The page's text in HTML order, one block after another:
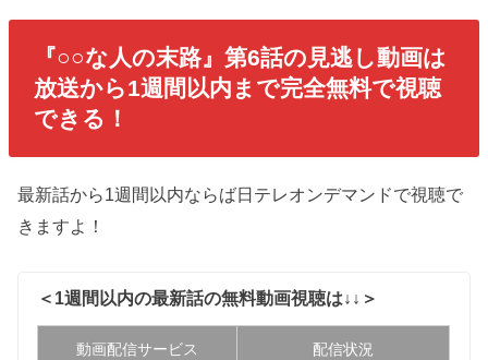
『○○な人の末路』第6話の見逃し動画は
放送から1週間以内まで完全無料で視聴
できる！
最新話から1週間以内ならば日テレオンデマンドで視聴で
きますよ！
＜1週間以内の最新話の無料動画視聴は↓↓＞
動画配信サービス 配信状況